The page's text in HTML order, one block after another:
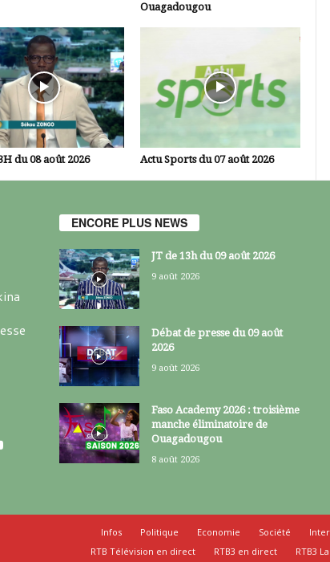
Ouagadougou
du 08 août 2026 Actu Sports du 07 août 2026
ENCORE PLUS NEWS
JT de 13h du 09 août 2026
9 août 2026
Débat de presse du 09 août
2026
9 août 2026
Faso Academy 2026 : troisième
manche éliminatoire de
Ouagadougou
8 août 2026
Infos Politique Economie Société
RTB Télévision en direct
RTB3 en direct RTB3